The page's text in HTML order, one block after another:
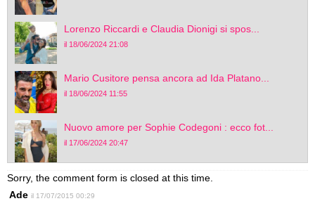
Lorenzo Riccardi e Claudia Dionigi si spos...
il 18/06/2024 21:08
Mario Cusitore pensa ancora ad Ida Platano...
il 18/06/2024 11:55
Nuovo amore per Sophie Codegoni : ecco fot...
il 17/06/2024 20:47
Sorry, the comment form is closed at this time.
Ade il 17/07/2015 00:29